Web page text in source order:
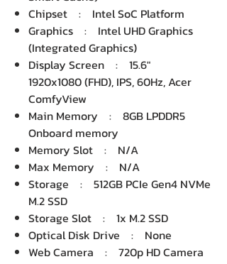
Chipset : Intel SoC Platform
Graphics : Intel UHD Graphics
(Integrated Graphics)
Display Screen : 15.6"
1920x1080 (FHD), IPS, 60Hz, Acer
ComfyView
Main Memory : 8GB LPDDR5
Onboard memory
Memory Slot : N/A
Max Memory : N/A
Storage : 512GB PCIe Gen4 NVMe
M.2 SSD
Storage Slot : 1x M.2 SSD
Optical Disk Drive : None
Web Camera : 720p HD Camera